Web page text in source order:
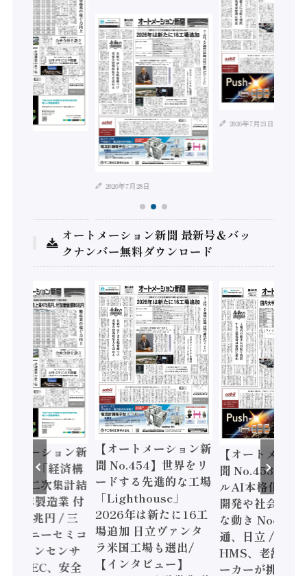
2026年7月28日
2026年7月21日
オートメーション新聞 最新号＆バッ
クナンバー無料ダウンロード
トメーション新
】「経済構
調査二次集計結
年製造業 付
額86兆円 / 三
とソニーセミコ
ジョンセンサ
/ IDEC、安全
【オートメーション新
聞 No.454】世界をリ
ードする先進的な工場
「Lighthouse」
2026年は新たに16工
場追加 日立ヴァンタ
ラ米国工場も選出/
【インタビュー】
【オートメーシ
聞 No.453】フ
ルAI本格化へ
開発や社会実装
な動き Noetra
通、日立 / 兵神
HMS、老舗ポ
ーカーが挑むデ